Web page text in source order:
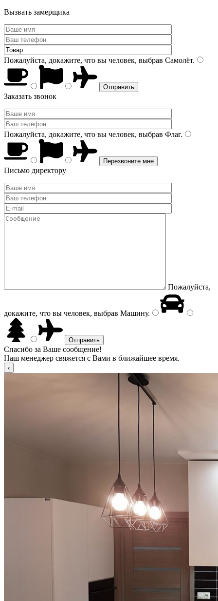
Вызвать замерщика
Пожалуйста, докажите, что вы человек, выбрав Самолёт.
Заказать звонок
Пожалуйста, докажите, что вы человек, выбрав Флаг.
Письмо директору
Пожалуйста,
докажите, что вы человек, выбрав Машину.
Спасибо за Ваше сообщение!
Наш менеджер свяжется с Вами в ближайшее время.